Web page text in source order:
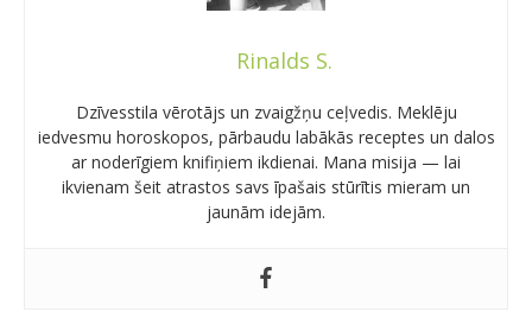
Rinalds S.
Dzīvesstila vērotājs un zvaigžņu ceļvedis. Meklēju
iedvesmu horoskopos, pārbaudu labākās receptes un dalos
ar noderīgiem knifiņiem ikdienai. Mana misija — lai
ikvienam šeit atrastos savs īpašais stūrītis mieram un
jaunām idejām.